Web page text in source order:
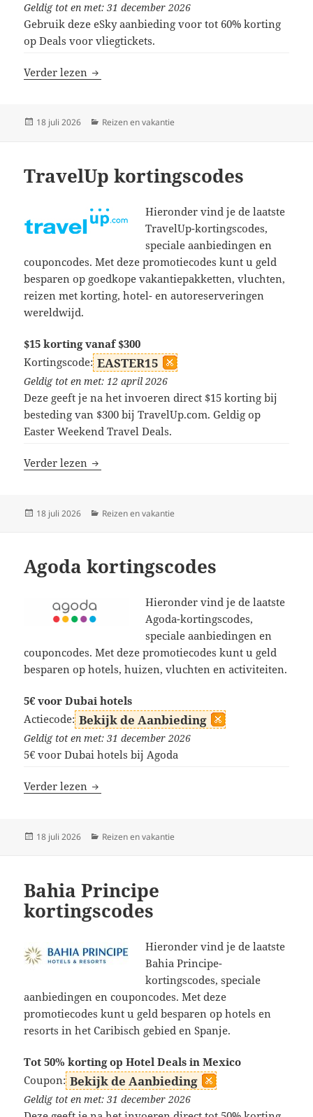
Geldig tot en met: 31 december 2026
Gebruik deze eSky aanbieding voor tot 60% korting
op Deals voor vliegtickets.
Verder lezen eSky kortingscodes
Geplaatst
18 juli 2026 Categorieën
Reizen en vakantie
TravelUp kortingscodes
Hieronder vind je de laatste
TravelUp-kortingscodes,
speciale aanbiedingen en
couponcodes. Met deze promotiecodes kunt u geld
besparen op goedkope vakantiepakketten, vluchten,
reizen met korting, hotel- en autoreserveringen
wereldwijd.
$15 korting vanaf $300
Kortingscode: EASTER15
Geldig tot en met: 12 april 2026
Deze geeft je na het invoeren direct $15 korting bij
besteding van $300 bij TravelUp.com. Geldig op
Easter Weekend Travel Deals.
Verder lezen TravelUp kortingscodes
Geplaatst
18 juli 2026 Categorieën
Reizen en vakantie
Agoda kortingscodes
Hieronder vind je de laatste
Agoda-kortingscodes,
speciale aanbiedingen en
couponcodes. Met deze promotiecodes kunt u geld
besparen op hotels, huizen, vluchten en activiteiten.
5€ voor Dubai hotels
Actiecode: Bekijk de Aanbieding
Geldig tot en met: 31 december 2026
5€ voor Dubai hotels bij Agoda
Verder lezen Agoda kortingscodes
Geplaatst
18 juli 2026 Categorieën
Reizen en vakantie
Bahia Principe
kortingscodes
Hieronder vind je de laatste
Bahia Principe-
kortingscodes, speciale
aanbiedingen en couponcodes. Met deze
promotiecodes kunt u geld besparen op hotels en
resorts in het Caribisch gebied en Spanje.
Tot 50% korting op Hotel Deals in Mexico
Coupon: Bekijk de Aanbieding
Geldig tot en met: 31 december 2026